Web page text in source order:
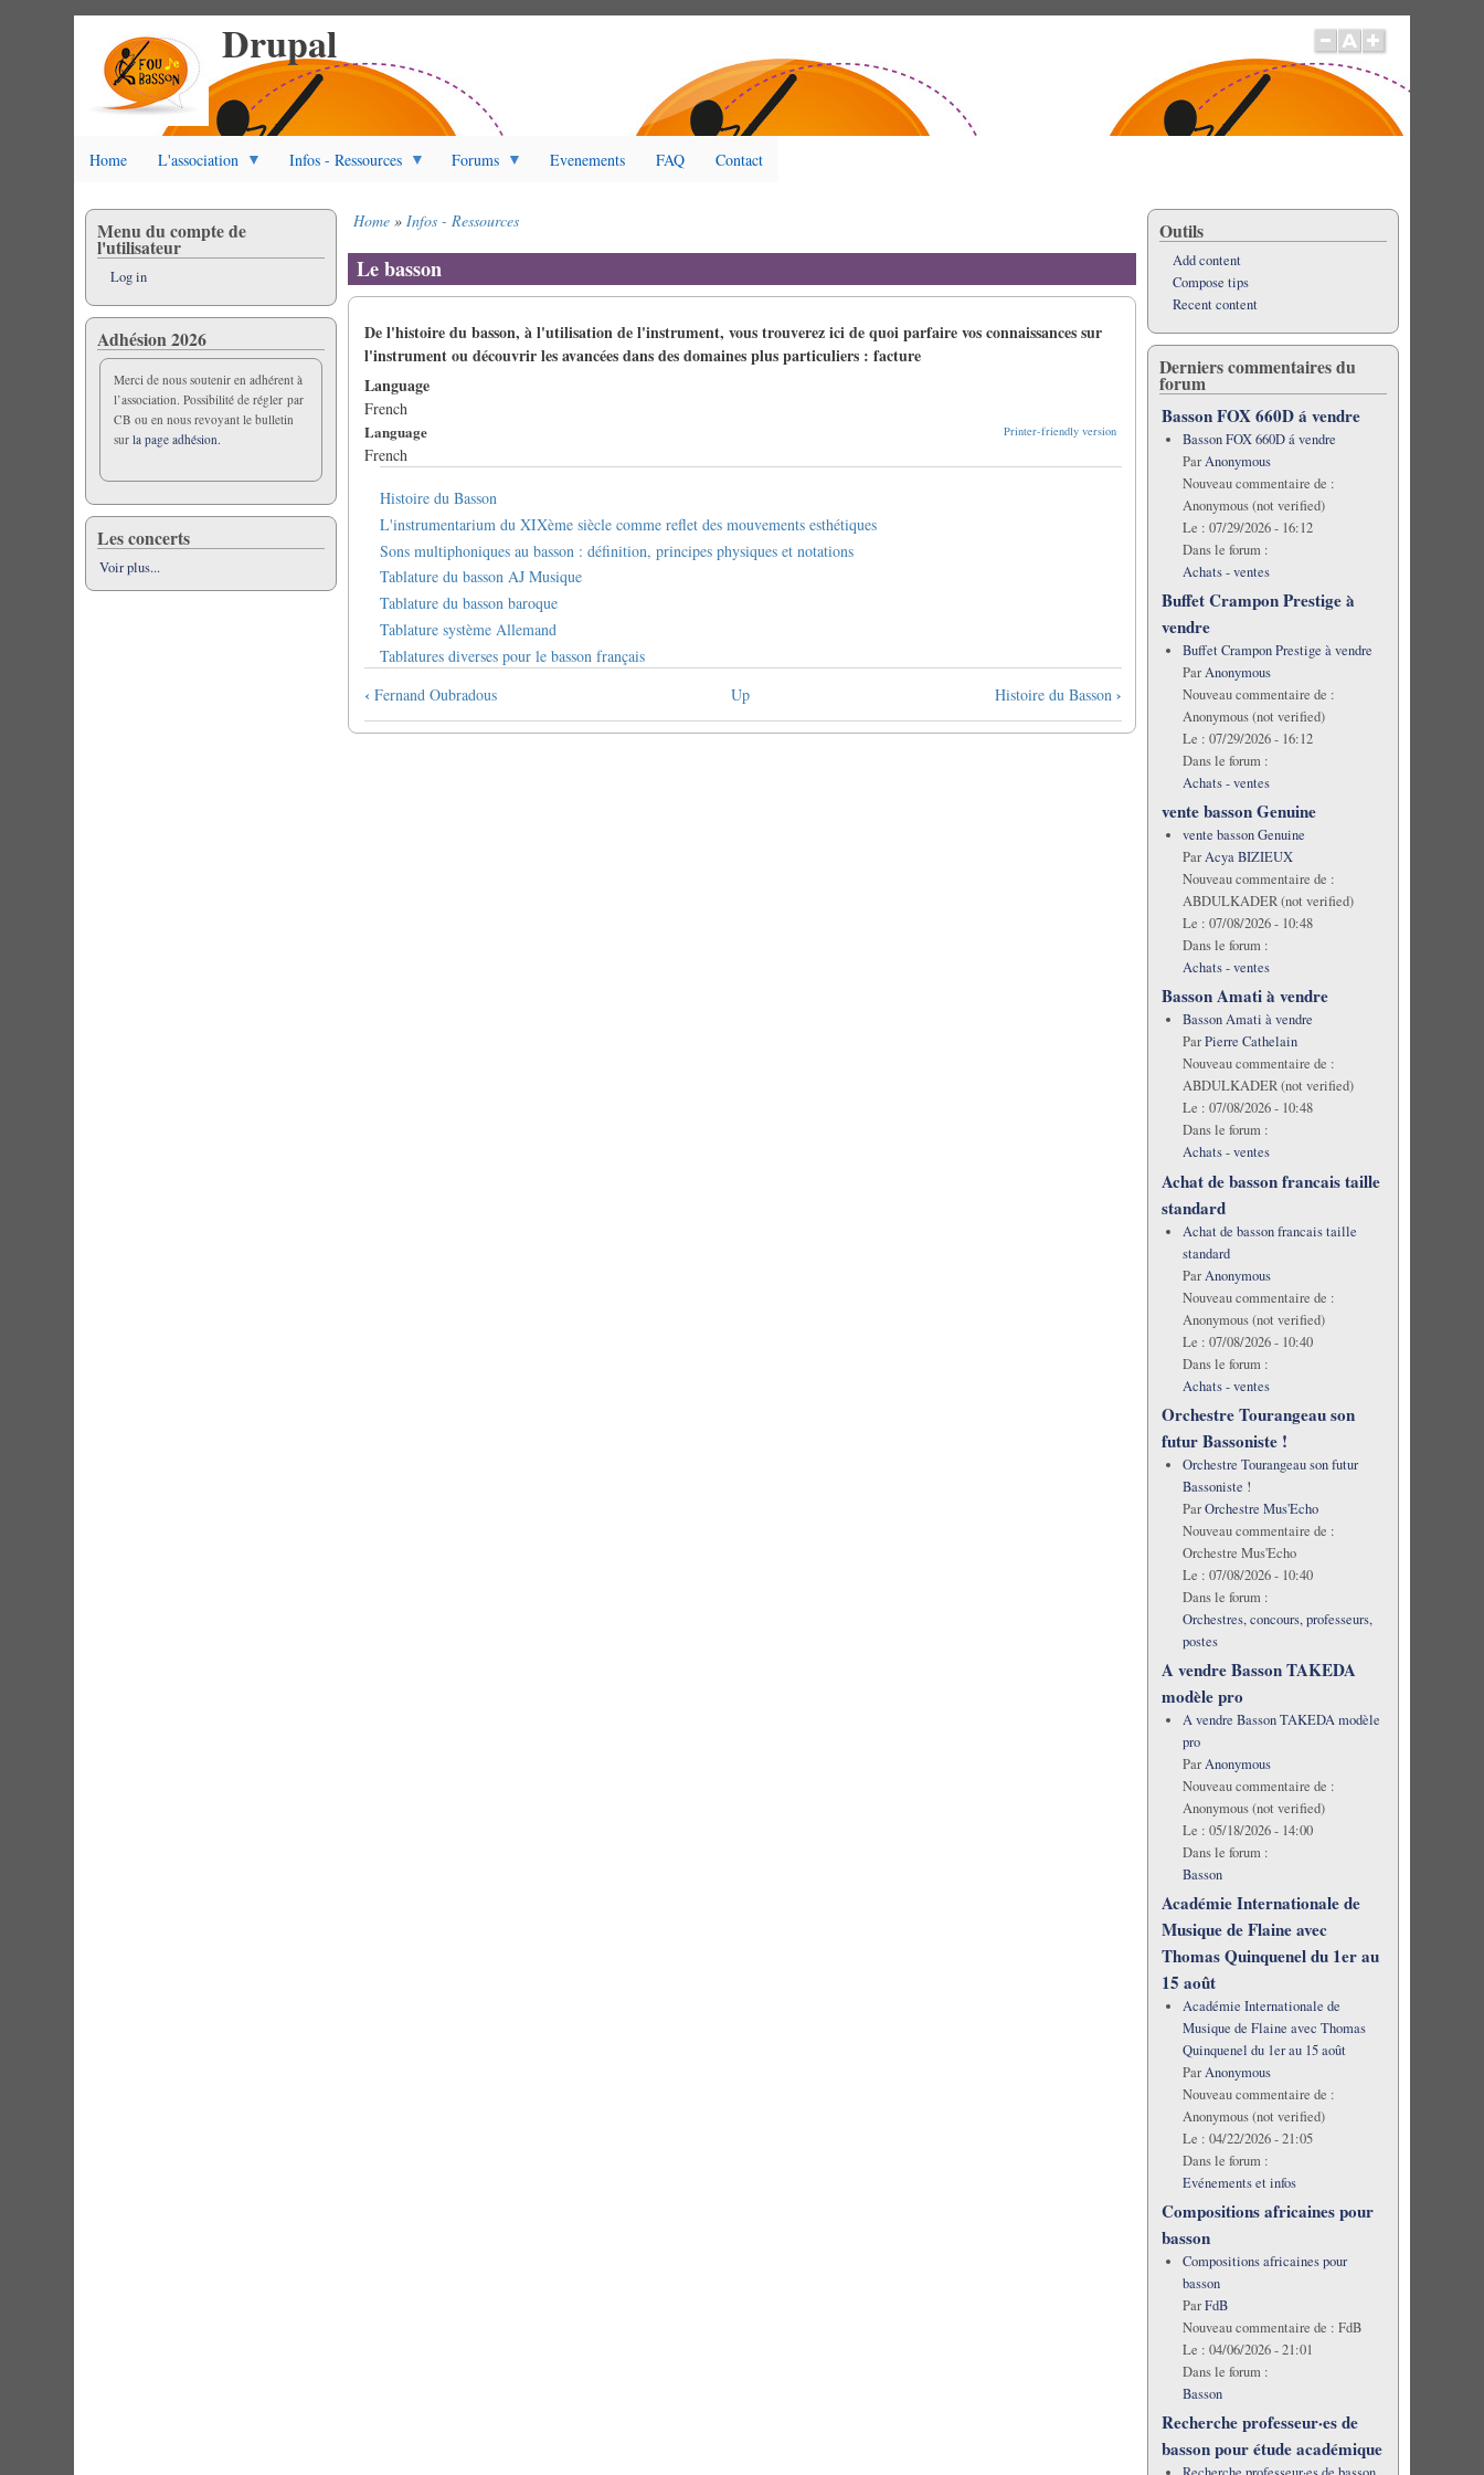
Drupal
Home L'association Infos - Ressources Forums Evenements FAQ Contact
Home Infos - Ressources
Le basson
De l'histoire du basson, à l'utilisation de l'instrument, vous trouverez ici de quoi parfaire vos connaissances sur
l'instrument ou découvrir les avancées dans des domaines plus particuliers : facture
Language
French
Printer-friendly version
Language
French
Histoire du Basson
L'instrumentarium du XIXème siècle comme reflet des mouvements esthétiques
Sons multiphoniques au basson : définition, principes physiques et notations
Tablature du basson AJ Musique
Tablature du basson baroque
Tablature système Allemand
Tablatures diverses pour le basson français
Book
traversal
links
‹ Fernand Oubradous Up Histoire du Basson ›
Menu du compte de
l'utilisateur
Log in
Adhésion 2026
Merci de nous soutenir en adhérent à
l’association. Possibilité de régler par
CB ou en nous revoyant le bulletin
surla page adhésion.
Les concerts
Voir plus...
Outils
Add content
Compose tips
Recent content
Derniers commentaires du
forum
Basson FOX 660D á vendre
Basson FOX 660D á vendre
ParAnonymous
Nouveau commentaire de :
Anonymous (not verified)
Le : 07/29/2026 - 16:12
Dans le forum :
Achats - ventes
Buffet Crampon Prestige à
vendre
Buffet Crampon Prestige à vendre
ParAnonymous
Nouveau commentaire de :
Anonymous (not verified)
Le : 07/29/2026 - 16:12
Dans le forum :
Achats - ventes
vente basson Genuine
vente basson Genuine
ParAcya BIZIEUX
Nouveau commentaire de :
ABDULKADER (not verified)
Le : 07/08/2026 - 10:48
Dans le forum :
Achats - ventes
Basson Amati à vendre
Basson Amati à vendre
ParPierre Cathelain
Nouveau commentaire de :
ABDULKADER (not verified)
Le : 07/08/2026 - 10:48
Dans le forum :
Achats - ventes
Achat de basson francais taille
standard
Achat de basson francais taille
standard
ParAnonymous
Nouveau commentaire de :
Anonymous (not verified)
Le : 07/08/2026 - 10:40
Dans le forum :
Achats - ventes
Orchestre Tourangeau son
futur Bassoniste !
Orchestre Tourangeau son futur
Bassoniste !
ParOrchestre Mus'Echo
Nouveau commentaire de :
Orchestre Mus'Echo
Le : 07/08/2026 - 10:40
Dans le forum :
Orchestres, concours, professeurs,
postes
A vendre Basson TAKEDA
modèle pro
A vendre Basson TAKEDA modèle
pro
ParAnonymous
Nouveau commentaire de :
Anonymous (not verified)
Le : 05/18/2026 - 14:00
Dans le forum :
Basson
Académie Internationale de
Musique de Flaine avec
Thomas Quinquenel du 1er au
15 août
Académie Internationale de
Musique de Flaine avec Thomas
Quinquenel du 1er au 15 août
ParAnonymous
Nouveau commentaire de :
Anonymous (not verified)
Le : 04/22/2026 - 21:05
Dans le forum :
Evénements et infos
Compositions africaines pour
basson
Compositions africaines pour
basson
ParFdB
Nouveau commentaire de : FdB
Le : 04/06/2026 - 21:01
Dans le forum :
Basson
Recherche professeur·es de
basson pour étude académique